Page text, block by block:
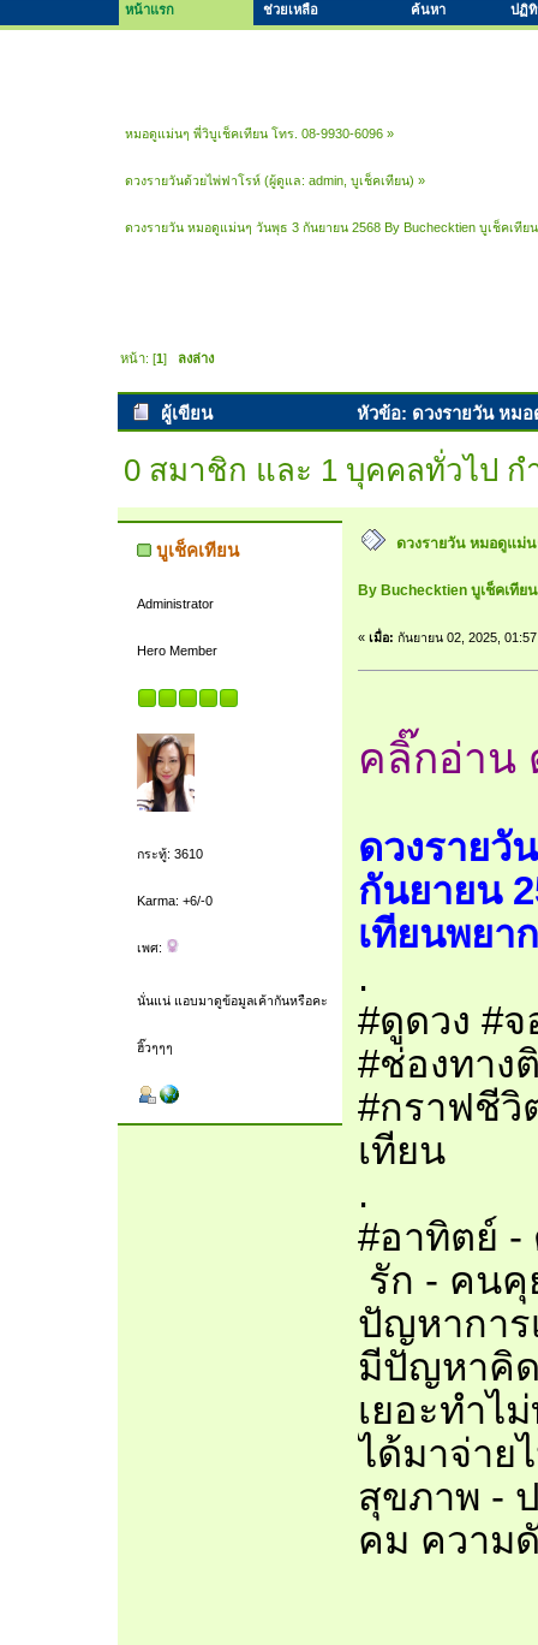
หน้าแรก ช่วยเหลือ ค้นหา ปฏิ
หมอดูแม่นๆ พี่วิบูเช็คเทียน โทร. 08-9930-6096 »
ดวงรายวันด้วยไพ่ฟาโรห์ (ผู้ดูแล:admin,บูเช็คเทียน) »
ดวงรายวัน หมอดูแม่นๆ วันพุธ 3 กันยายน 2568 By Buchecktien บูเช็คเทีย
หน้า: [1] ลงล่าง
ผู้เขียน
หัวข้อ: ดวงรายวัน หม
0 สมาชิก และ 1 บุคคลทั่วไป
บูเช็คเทียน
Administrator
Hero Member
กระทู้: 3610
Karma: +6/-0
เพศ:
นั่นแน่ แอบมาดูข้อมูลเค้ากันหรือคะ
ฮิ๊วๆๆๆ
ดวงรายวัน หมอดูแม่
By Buchecktien บูเช็คเที
« เมื่อ: กันยายน 02, 2025,
คลิ๊กอ่าน
ดวงรายวั
กันยายน
เทียนพยา
.
#ดูดวง #
#ช่องทาง
#กราฟชีวิ
เทียน
.
#อาทิตย์ -
รัก - คน
ปัญหาการ
มีปัญหาคิด
เยอะทำไ
ได้มาจ่าย
สุขภาพ -
คม ความ